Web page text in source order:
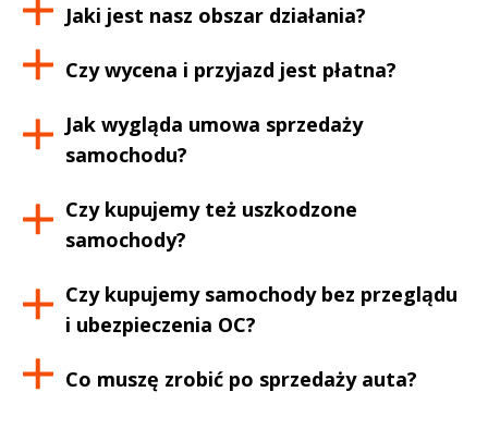
Jaki jest nasz obszar działania?
Czy wycena i przyjazd jest płatna?
Jak wygląda umowa sprzedaży
samochodu?
Czy kupujemy też uszkodzone
samochody?
Czy kupujemy samochody bez przeglądu
i ubezpieczenia OC?
Co muszę zrobić po sprzedaży auta?